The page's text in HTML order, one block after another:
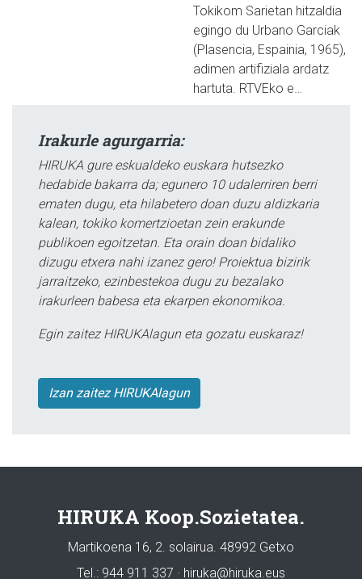
Tokikom Sarietan hitzaldia
egingo du Urbano Garciak
(Plasencia, Espainia, 1965),
adimen artifiziala ardatz
hartuta. RTVEko e…
Irakurle agurgarria:
HIRUKA gure eskualdeko euskara hutsezko
hedabide bakarra da; egunero 10 udalerriren berri
ematen dugu, eta hilabetero doan duzu aldizkaria
kalean, tokiko komertzioetan zein erakunde
publikoen egoitzetan. Eta orain doan bidaliko
dizugu etxera nahi izanez gero! Proiektua bizirik
jarraitzeko, ezinbestekoa dugu zu bezalako
irakurleen babesa eta ekarpen ekonomikoa.
Egin zaitez HIRUKAlagun eta gozatu euskaraz!
Izan zaitez HIRUKAlagun
HIRUKA Koop.Sozietatea.
Martikoena 16, 2. solairua. 48992 Getxo
Tel.: 944 911 337 · hiruka@hiruka.eus